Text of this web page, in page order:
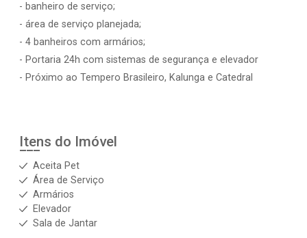
- banheiro de serviço;
- área de serviço planejada;
- 4 banheiros com armários;
- Portaria 24h com sistemas de segurança e elevador
- Próximo ao Tempero Brasileiro, Kalunga e Catedral
Itens do Imóvel
Aceita Pet
Área de Serviço
Armários
Elevador
Sala de Jantar